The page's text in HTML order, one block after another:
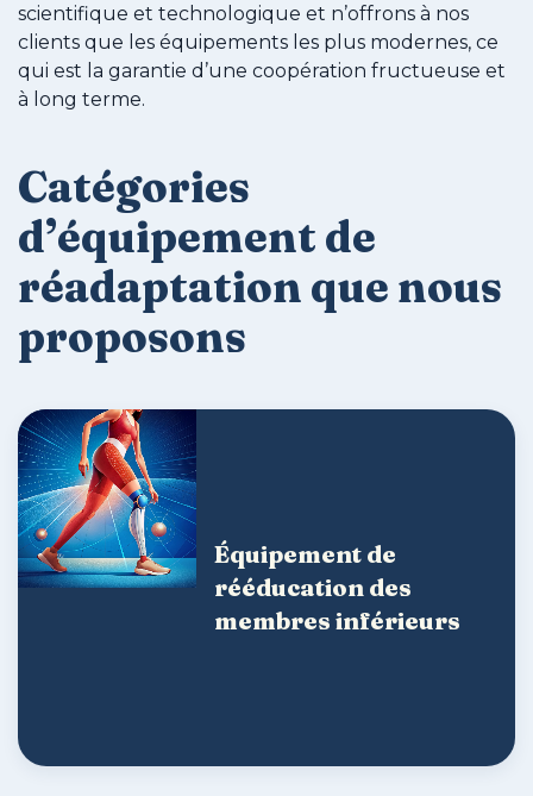
scientifique et technologique et n’offrons à nos
clients que les équipements les plus modernes, ce
qui est la garantie d’une coopération fructueuse et
à long terme.
Catégories
d’équipement de
réadaptation que nous
proposons
Équipement de
rééducation des
membres inférieurs